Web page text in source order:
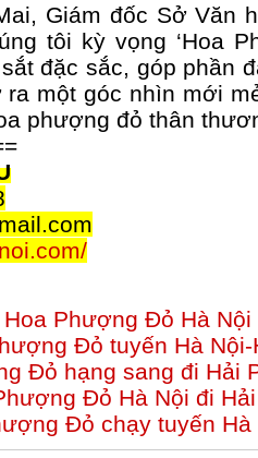
Giám đốc Sở Văn
tôi kỳ vọng ‘Hoa
đặc sắc, góp phần
một góc nhìn mới
phượng đỏ thân
Phượng Đỏ Hà Nội
Đỏ tuyến Hà Nội-
Đỏ hạng sang đi Hải
Đỏ Hà Nội đi
Đỏ chạy tuyến Hà